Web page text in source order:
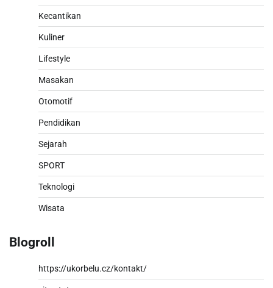
Kecantikan
Kuliner
Lifestyle
Masakan
Otomotif
Pendidikan
Sejarah
SPORT
Teknologi
Wisata
Blogroll
https://ukorbelu.cz/kontakt/